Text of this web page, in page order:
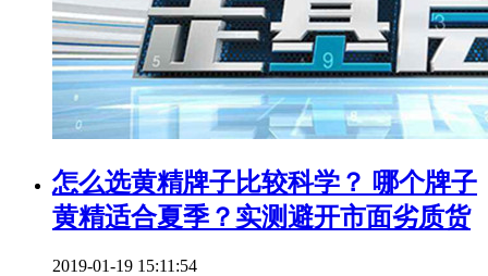
怎么选黄精牌子比较科学？ 哪个牌子
黄精适合夏季？实测避开市面劣质货
2019-01-19 15:11:54